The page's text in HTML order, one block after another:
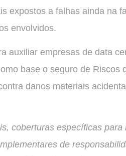
expostos a falhas ainda na
envolvidos.
auxiliar empresas de data
base o seguro de Riscos
danos materiais
coberturas específicas para
de